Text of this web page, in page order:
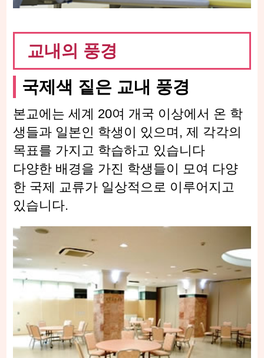
교내의 풍경
국제색 짙은 교내 풍경
본교에는 세계 20여 개국 이상에서 온 학
생들과 일본인 학생이 있으며, 제 각각의
목표를 가지고 학습하고 있습니다
다양한 배경을 가진 학생들이 모여 다양
한 국제 교류가 일상적으로 이루어지고
있습니다.